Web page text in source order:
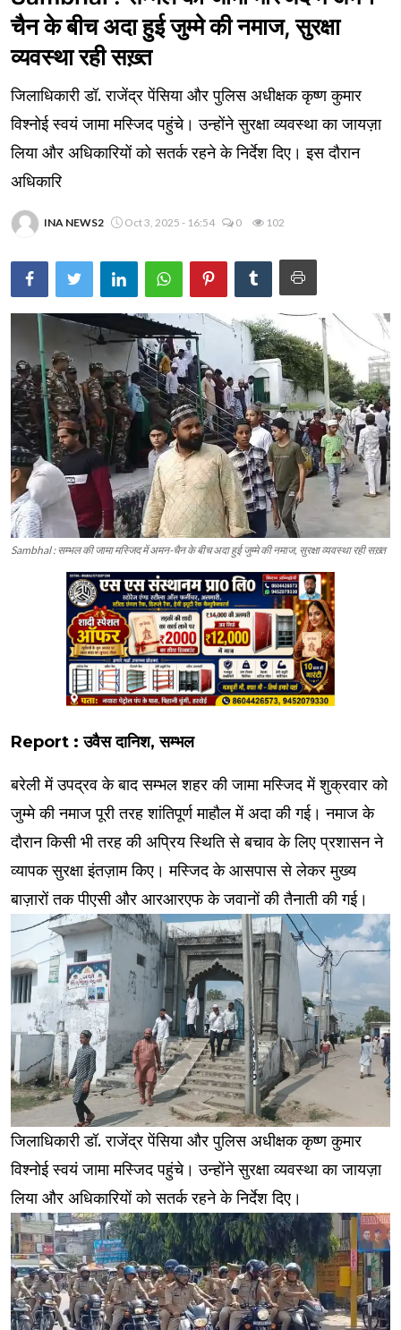
चैन के बीच अदा हुई जुम्मे की नमाज, सुरक्षा
व्यवस्था रही सख़्त
जिलाधिकारी डॉ. राजेंद्र पेंसिया और पुलिस अधीक्षक कृष्ण कुमार
विश्नोई स्वयं जामा मस्जिद पहुंचे। उन्होंने सुरक्षा व्यवस्था का जायज़ा
लिया और अधिकारियों को सतर्क रहने के निर्देश दिए। इस दौरान
अधिकारि
INA NEWS2 Oct 3, 2025 - 16:54 0 102
Sambhal : सम्भल की जामा मस्जिद में अमन-चैन के बीच अदा हुई जुम्मे की नमाज, सुरक्षा व्यवस्था रही सख़्त
Report : उवैस दानिश, सम्भल
बरेली में उपद्रव के बाद सम्भल शहर की जामा मस्जिद में शुक्रवार को
जुम्मे की नमाज पूरी तरह शांतिपूर्ण माहौल में अदा की गई। नमाज के
दौरान किसी भी तरह की अप्रिय स्थिति से बचाव के लिए प्रशासन ने
व्यापक सुरक्षा इंतज़ाम किए। मस्जिद के आसपास से लेकर मुख्य
बाज़ारों तक पीएसी और आरआरएफ के जवानों की तैनाती की गई।
जिलाधिकारी डॉ. राजेंद्र पेंसिया और पुलिस अधीक्षक कृष्ण कुमार
विश्नोई स्वयं जामा मस्जिद पहुंचे। उन्होंने सुरक्षा व्यवस्था का जायज़ा
लिया और अधिकारियों को सतर्क रहने के निर्देश दिए।